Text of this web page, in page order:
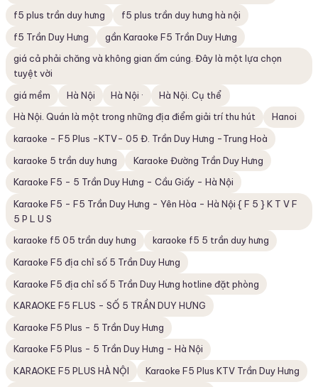
f5 plus trần duy hưng
f5 plus trần duy hưng hà nội
f5 Trần Duy Hưng
gần Karaoke F5 Trần Duy Hưng
giá cả phải chăng và không gian ấm cúng. Đây là một lựa chọn
tuyệt vời
giá mềm
Hà Nội Hà Nội ·
Hà Nội. Cụ thể
Hà Nội. Quán là một trong những địa điểm giải trí thu hút
Hanoi
karaoke - F5 Plus -KTV- 05 Đ. Trần Duy Hưng -Trung Hoà
karaoke 5 trần duy hưng
Karaoke Đường Trần Duy Hưng
Karaoke F5 - 5 Trần Duy Hưng - Cầu Giấy - Hà Nội
Karaoke F5 - F5 Trần Duy Hưng - Yên Hòa - Hà Nội { F 5 } K T V F
5 P L U S
karaoke f5 05 trần duy hưng
karaoke f5 5 trần duy hưng
Karaoke F5 địa chỉ số 5 Trần Duy Hưng
Karaoke F5 địa chỉ số 5 Trần Duy Hưng hotline đặt phòng
KARAOKE F5 FLUS - SỐ 5 TRẦN DUY HƯNG
Karaoke F5 Plus - 5 Trần Duy Hưng
Karaoke F5 Plus - 5 Trần Duy Hưng - Hà Nội
KARAOKE F5 PLUS HÀ NỘI
Karaoke F5 Plus KTV Trần Duy Hưng